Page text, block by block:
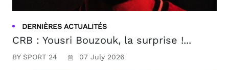
DERNIÈRES ACTUALITÉS
CRB : Yousri Bouzouk, la surprise !...
BY SPORT 24 07 July 2026